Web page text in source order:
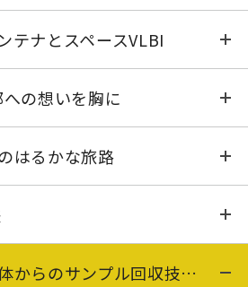
見た「発射から軌道まで」
テナとスペースVLBI
物ならではの難しさ
業
ナの開発
の想いを胸に
った月の科学
はるかな旅路
!──キャンペーンに27万人
もの
星のサンプル回収技術に挑む